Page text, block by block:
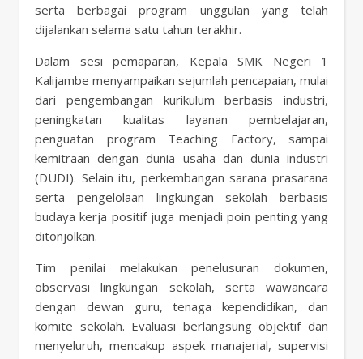
serta berbagai program unggulan yang telah
dijalankan selama satu tahun terakhir.
Dalam sesi pemaparan, Kepala SMK Negeri 1
Kalijambe menyampaikan sejumlah pencapaian, mulai
dari pengembangan kurikulum berbasis industri,
peningkatan kualitas layanan pembelajaran,
penguatan program Teaching Factory, sampai
kemitraan dengan dunia usaha dan dunia industri
(DUDI). Selain itu, perkembangan sarana prasarana
serta pengelolaan lingkungan sekolah berbasis
budaya kerja positif juga menjadi poin penting yang
ditonjolkan.
Tim penilai melakukan penelusuran dokumen,
observasi lingkungan sekolah, serta wawancara
dengan dewan guru, tenaga kependidikan, dan
komite sekolah. Evaluasi berlangsung objektif dan
menyeluruh, mencakup aspek manajerial, supervisi